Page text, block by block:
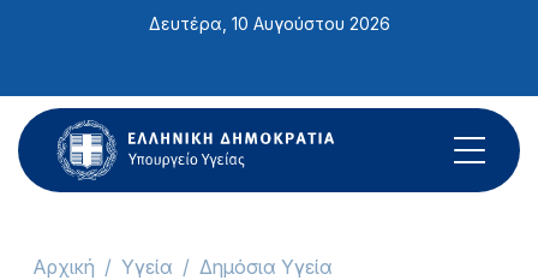
ιστότοπος
περιλαμβάνει
ένα
σύστημα
Δευτέρα, 10 Αυγούστου 2026
Αρχική Υγεία
Δημόσια Υγεία